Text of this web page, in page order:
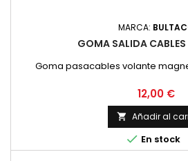
MARCA:
GOMA SALIDA
Goma pasacables volante
Precio
12,00 €
 Añadir al
 En stock